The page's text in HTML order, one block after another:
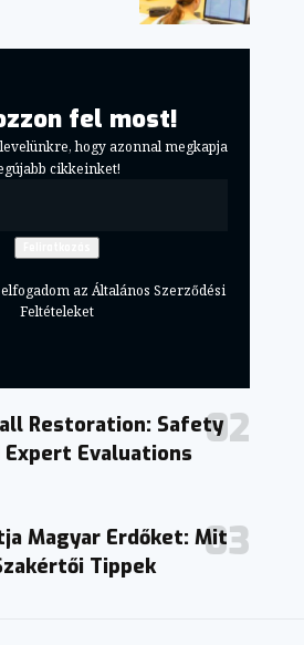
fel most!
hogy azonnal megkapja
cikkeinket!
az Általános Szerződési
Feltételeket
Restoration: Safety
Expert Evaluations
Magyar Erdőket: Mit
Tippek